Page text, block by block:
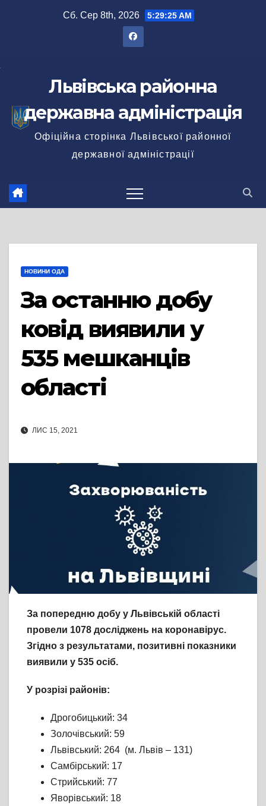
Сб. Сер 8th, 2026 5:29:25 AM
Львівська районна
державна адміністрація
Офіційна сторінка Львівської районної
державної адміністрації
НОВИНИ ОДА
За останню добу
ковід виявили у
535 мешканців
області
ЛИС 15, 2021
За попередню добу у Львівській області
провели 1078 досліджень на коронавірус.
Згідно з результатами, позитивні показники
виявили у 535 осіб.
У розрізі районів:
Дрогобицький: 34
Золочівський: 59
Львівський: 264 (м. Львів – 131)
Самбірський: 17
Стрийський: 77
Яворівський: 18